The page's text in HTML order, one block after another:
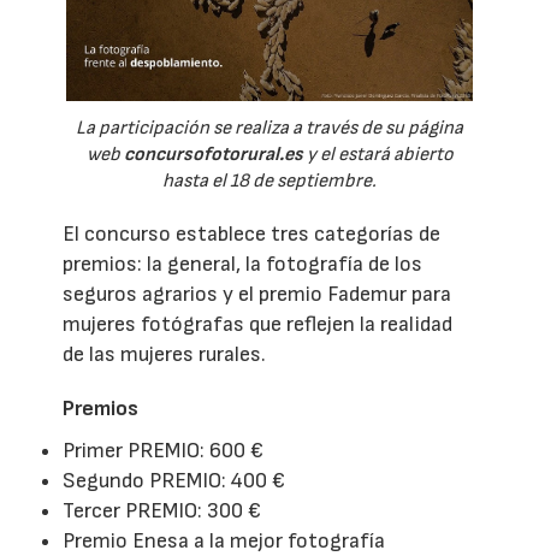
La participación se realiza a través de su página
web concursofotorural.esy el estará abierto
hasta el 18 de septiembre.
El concurso establece tres categorías de
premios: la general, la fotografía de los
seguros agrarios y el premio Fademur para
mujeres fotógrafas que reflejen la realidad
de las mujeres rurales.
Premios
Primer PREMIO: 600 €
Segundo PREMIO: 400 €
Tercer PREMIO: 300 €
Premio Enesa a la mejor fotografía